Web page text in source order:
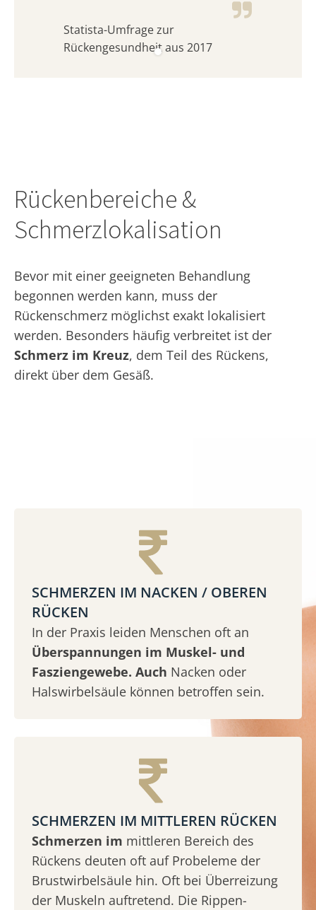
Statista-Umfrage zur
Rückengesundheit aus 2017
Rückenbereiche &
Schmerzlokalisation
Bevor mit einer geeigneten Behandlung
begonnen werden kann, muss der
Rückenschmerz möglichst exakt lokalisiert
werden. Besonders häufig verbreitet ist der
Schmerz im Kreuz, dem Teil des Rückens,
direkt über dem Gesäß.
SCHMERZEN IM NACKEN / OBEREN
RÜCKEN
In der Praxis leiden Menschen oft an
Überspannungen im Muskel- und
Fasziengewebe. Auch Nacken oder
Halswirbelsäule können betroffen sein.
SCHMERZEN IM MITTLEREN RÜCKEN
Schmerzen im mittleren Bereich des
Rückens deuten oft auf Probeleme der
Brustwirbelsäule hin. Oft bei Überreizung
der Muskeln auftretend. Die Rippen-